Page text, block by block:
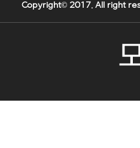
Copyright© 2017. All right